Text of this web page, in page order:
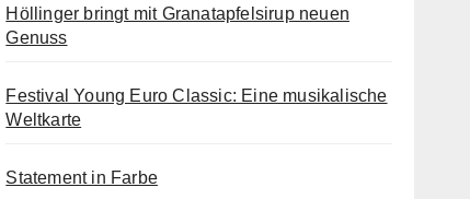
Höllinger bringt mit Granatapfelsirup neuen
Genuss
Festival Young Euro Classic: Eine musikalische
Weltkarte
Statement in Farbe